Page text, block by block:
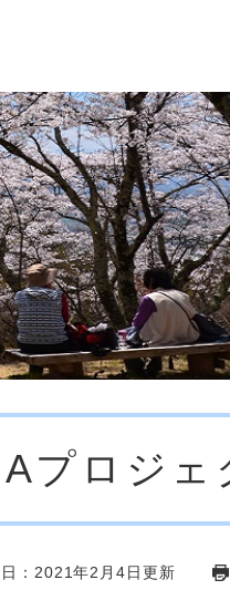
プロジェ
：2021年2月4日更新